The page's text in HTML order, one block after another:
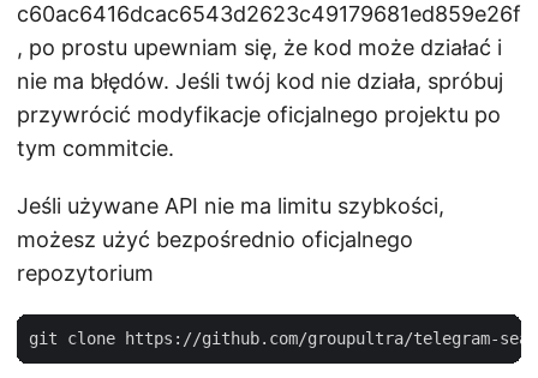
c60ac6416dcac6543d2623c49179681ed859e26f
, po prostu upewniam się, że kod może działać i
nie ma błędów. Jeśli twój kod nie działa, spróbuj
przywrócić modyfikacje oficjalnego projektu po
tym commitcie.
Jeśli używane API nie ma limitu szybkości,
możesz użyć bezpośrednio oficjalnego
repozytorium